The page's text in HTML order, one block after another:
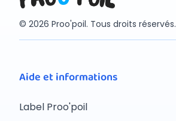
© 2026 Proo'poil. Tous droits réservés.
Aide et informations
Label Proo'poil